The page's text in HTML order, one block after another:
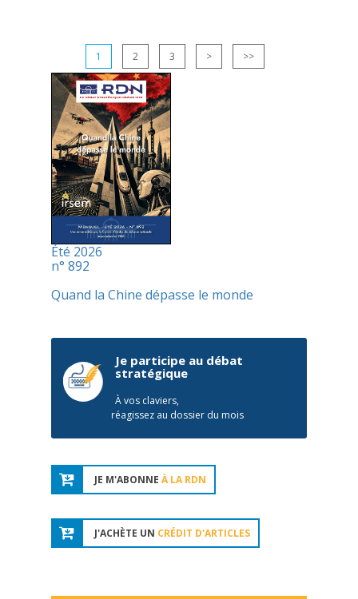
1 2 3 > >>
Été 2026
n° 892
Quand la Chine dépasse le monde
Je participe au débat
stratégique
À vos claviers,
réagissez au dossier du mois
JE M'ABONNE À LA RDN
J'ACHÈTE UN CRÉDIT D'ARTICLES